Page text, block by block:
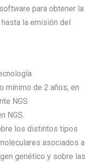
para obtener la
la emisión del
mínimo de 2 años, en
NGS.
NGS.
los distintos tipos
asociados a
genético y sobre las